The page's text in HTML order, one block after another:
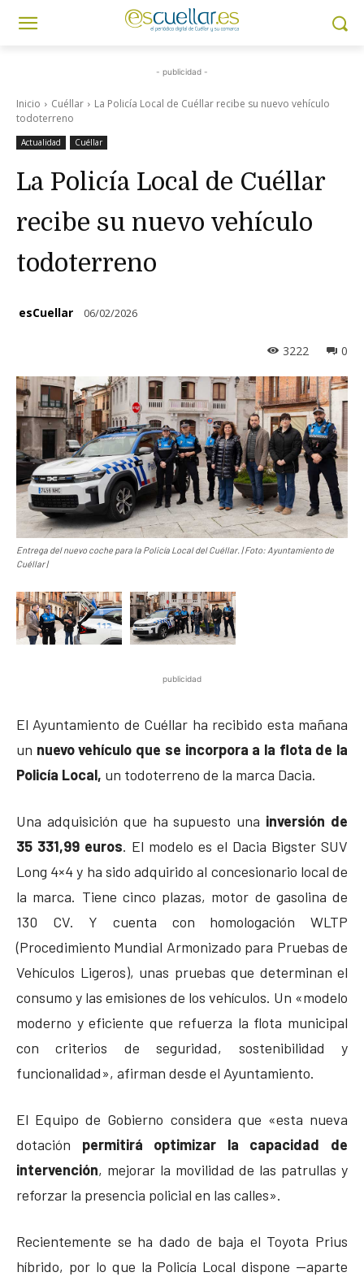
- publicidad -
Inicio Cuéllar
La Policía Local de Cuéllar recibe su nuevo vehículo
todoterreno
Actualidad Cuéllar
La Policía Local de Cuéllar
recibe su nuevo vehículo
todoterreno
esCuellar 06/02/2026
0
3222
Entrega del nuevo coche para la Policía Local del Cuéllar. | Foto: Ayuntamiento de
Cuéllar |
publicidad
El Ayuntamiento de Cuéllar ha recibido esta mañana
un nuevo vehículo que se incorpora a la flota de la
Policía Local, un todoterreno de la marca Dacia.
Una adquisición que ha supuesto una inversión de
35 331,99 euros. El modelo es el Dacia Bigster SUV
Long 4×4 y ha sido adquirido al concesionario local de
la marca. Tiene cinco plazas, motor de gasolina de
130 CV. Y cuenta con homologación WLTP
(Procedimiento Mundial Armonizado para Pruebas de
Vehículos Ligeros), unas pruebas que determinan el
consumo y las emisiones de los vehículos. Un «modelo
moderno y eficiente que refuerza la flota municipal
con criterios de seguridad, sostenibilidad y
funcionalidad», afirman desde el Ayuntamiento.
El Equipo de Gobierno considera que «esta nueva
dotación permitirá optimizar la capacidad de
intervención, mejorar la movilidad de las patrullas y
reforzar la presencia policial en las calles».
Recientemente se ha dado de baja el Toyota Prius
híbrido, por lo que la Policía Local dispone —aparte